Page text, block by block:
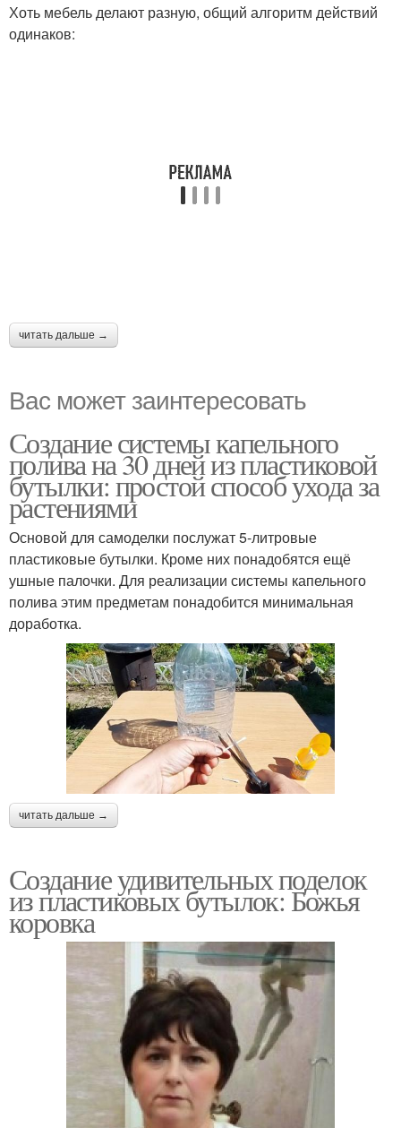
Хоть мебель делают разную, общий алгоритм действий
одинаков:
читать дальше →
Вас может заинтересовать
Создание системы капельного
полива на 30 дней из пластиковой
бутылки: простой способ ухода за
растениями
Основой для самоделки послужат 5-литровые
пластиковые бутылки. Кроме них понадобятся ещё
ушные палочки. Для реализации системы капельного
полива этим предметам понадобится минимальная
доработка.
читать дальше →
Создание удивительных поделок
из пластиковых бутылок: Божья
коровка